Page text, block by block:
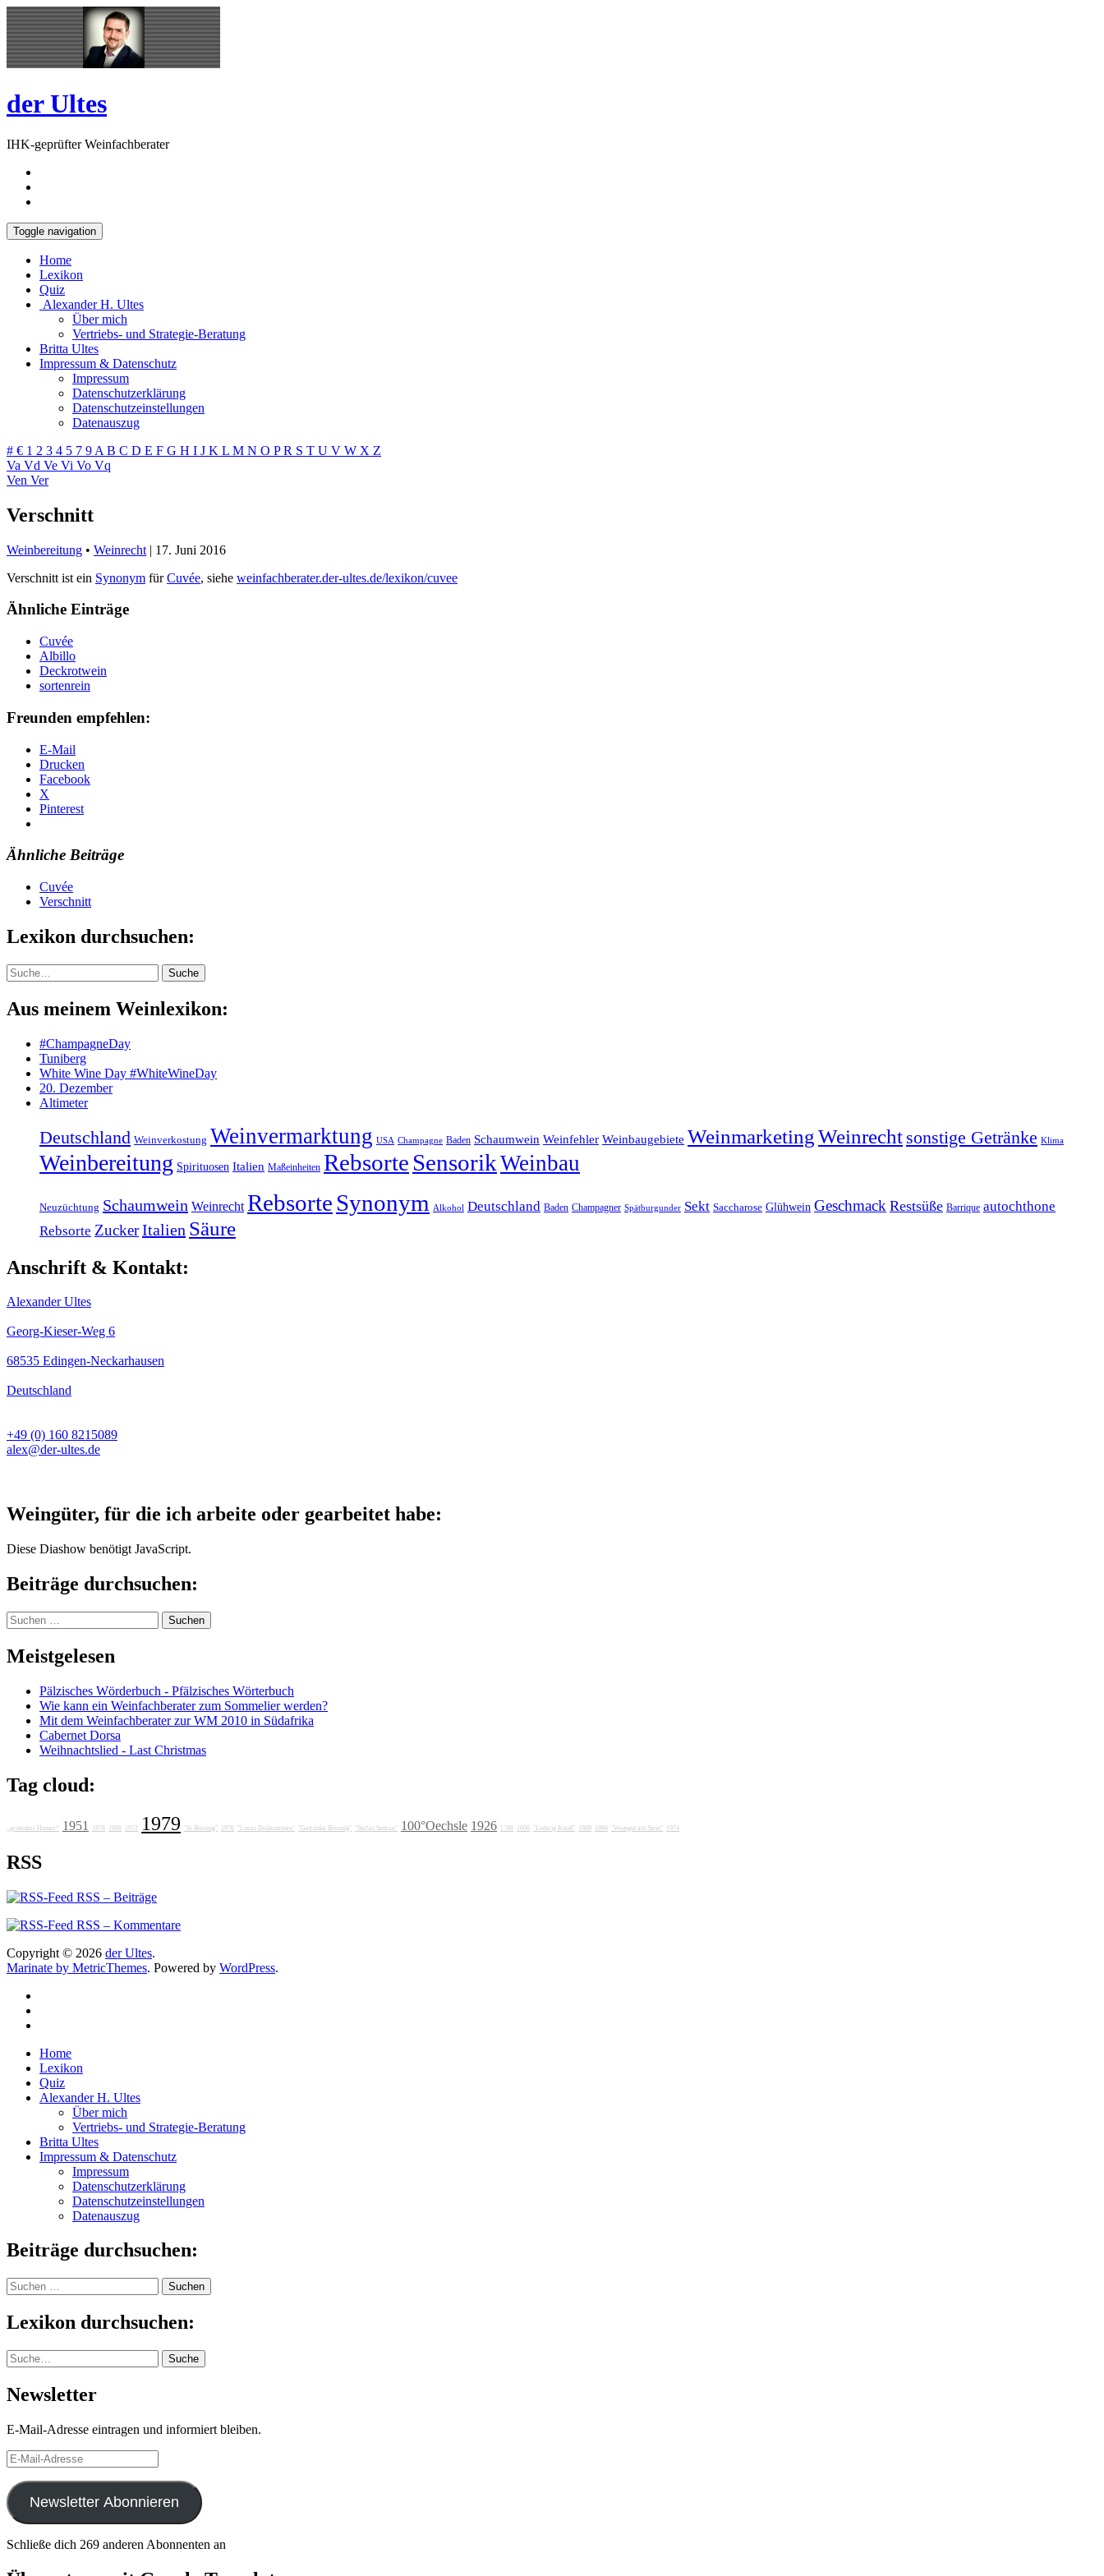
Skip
to
content
Open
Sidebar
der Ultes
IHK-geprüfter Weinfachberater
Toggle navigation
Home
Lexikon
Quiz
Alexander H. Ultes
Über mich
Vertriebs- und Strategie-Beratung
Britta Ultes
Impressum & Datenschutz
Impressum
Datenschutzerklärung
Datenschutzeinstellungen
Datenauszug
# € 1 2 3 4 5 7 9 A B C D E F G H I J K L M N O PR S T U V W X Z
Va Vd Ve Vi Vo Vq
Ven Ver
Verschnitt
Weinbereitung • Weinrecht | 17. Juni 2016
Verschnitt ist ein Synonym fürCuvée, siehe weinfachberater.der-ultes.de/lexikon/cuvee
Ähnliche Einträge
Cuvée
Albillo
Deckrotwein
sortenrein
Freunden empfehlen:
E-Mail
Drucken
Facebook
X
Pinterest
Ähnliche Beiträge
Cuvée
Verschnitt
Lexikon durchsuchen:
Suche Suche
Aus meinem Weinlexikon:
#ChampagneDay
Tuniberg
White Wine Day #WhiteWineDay
20. Dezember
Altimeter
Deutschland Weinverkostung Weinvermarktung USA Champagne Baden Schaumwein Weinfehler Weinbaugebiete WeinmarketingWeinrecht sonstige Getränke Klima
Weinbereitung Spirituosen Italien Maßeinheiten Rebsorte SensorikWeinbau
Neuzüchtung Schaumwein Weinrecht Rebsorte Synonym Alkohol Deutschland Baden Champagner Spätburgunder Sekt Saccharose Glühwein Geschmack Restsüße Barrique autochthone
Rebsorte ZuckerItalien Säure
Anschrift & Kontakt:
Alexander Ultes
Georg-Kieser-Weg 6
68535 Edingen-Neckarhausen
Deutschland
+49 (0) 160 8215089
alex@der-ultes.de
Weingüter, für die ich arbeite oder gearbeitet habe:
Diese Diashow benötigt JavaScript.
Beiträge durchsuchen:
Suchen
nach:
Meistgelesen
Pälzisches Wörderbuch - Pfälzisches Wörterbuch
Wie kann ein Weinfachberater zum Sommelier werden?
Mit dem Weinfachberater zur WM 2010 in Südafrika
Cabernet Dorsa
Weihnachtslied - Last Christmas
Tag cloud:
„grotesker Humor“ 1951 1978 1988 1972 1979 "Jo Breunig" 1976 "Lunas Delikatessen" "Getränke Breunig" "Stefan Sattran" 100°Oechsle 1926 1788 1606 "Ludwig Knoll" 1989 1986 "Weingut am Stein" 1974
RSS
RSS – Beiträge
RSS – Kommentare
Copyright © 2026 der Ultes.
Marinate by MetricThemes. Powered by WordPress.
Home
Lexikon
Quiz
Alexander H. Ultes
Über mich
Vertriebs- und Strategie-Beratung
Britta Ultes
Impressum & Datenschutz
Impressum
Datenschutzerklärung
Datenschutzeinstellungen
Datenauszug
Beiträge durchsuchen:
Suchen
nach:
Lexikon durchsuchen:
Suche Suche
Newsletter
E-Mail-Adresse eintragen und informiert bleiben.
E-
Mail-
Adresse
Newsletter Abonnieren
Schließe dich 269 anderen Abonnenten an